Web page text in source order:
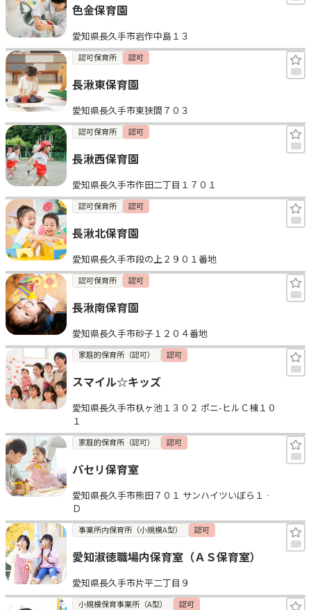
エンクルの特徴と活用方法
コラム
お知らせ
色金保育園
愛知県長久手市岩作中島１３
認可保育所 認可
長湫東保育園
愛知県長久手市東狭間７０３
認可保育所 認可
長湫西保育園
愛知県長久手市作田二丁目１７０１
認可保育所 認可
長湫北保育園
愛知県長久手市段の上２９０１番地
認可保育所 認可
長湫南保育園
愛知県長久手市砂子１２０４番地
家庭的保育所（認可） 認可
スマイル☆キッズ
愛知県長久手市杁ヶ池１３０２ ポニ-ヒルＣ棟１０
１
家庭的保育所（認可） 認可
パセリ保育室
愛知県長久手市熊田７０１ サンハイツいぼら１‐
Ｄ
事業所内保育所（小規模A型） 認可
愛知淑徳職場内保育室（ＡＳ保育室）
愛知県長久手市片平二丁目９
小規模保育事業所（A型） 認可